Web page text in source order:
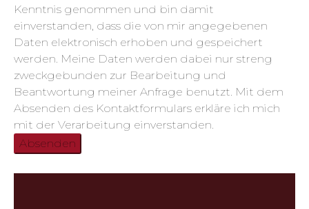
Kenntnis genommen und bin damit
einverstanden, dass die von mir angegebenen
Daten elektronisch erhoben und gespeichert
werden. Meine Daten werden dabei nur streng
zweckgebunden zur Bearbeitung und
Beantwortung meiner Anfrage benutzt. Mit dem
Absenden des Kontaktformulars erkläre ich mich
mit der Verarbeitung einverstanden.